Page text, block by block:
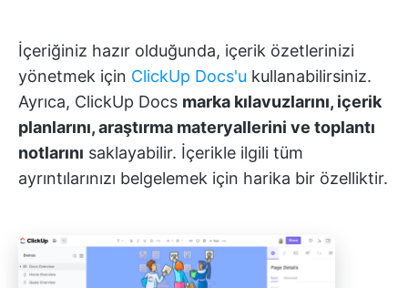
İçeriğiniz hazır olduğunda, içerik özetlerinizi
yönetmek için ClickUp Docs'u kullanabilirsiniz.
Ayrıca, ClickUp Docs marka kılavuzlarını, içerik
planlarını, araştırma materyallerini ve toplantı
notlarını saklayabilir. İçerikle ilgili tüm
ayrıntılarınızı belgelemek için harika bir özelliktir.